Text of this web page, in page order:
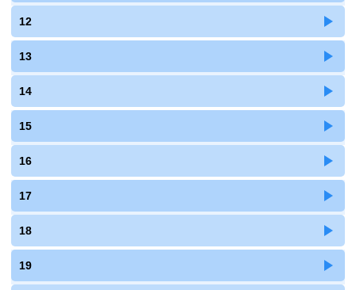
12
13
14
15
16
17
18
19